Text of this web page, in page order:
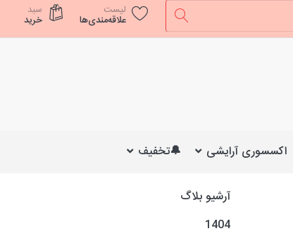
لیست
علاقه‌مندی‌ها
سبد
خرید
اکسسوری آرایشی 🔔تخفیف
آرشیو بلاگ
1404